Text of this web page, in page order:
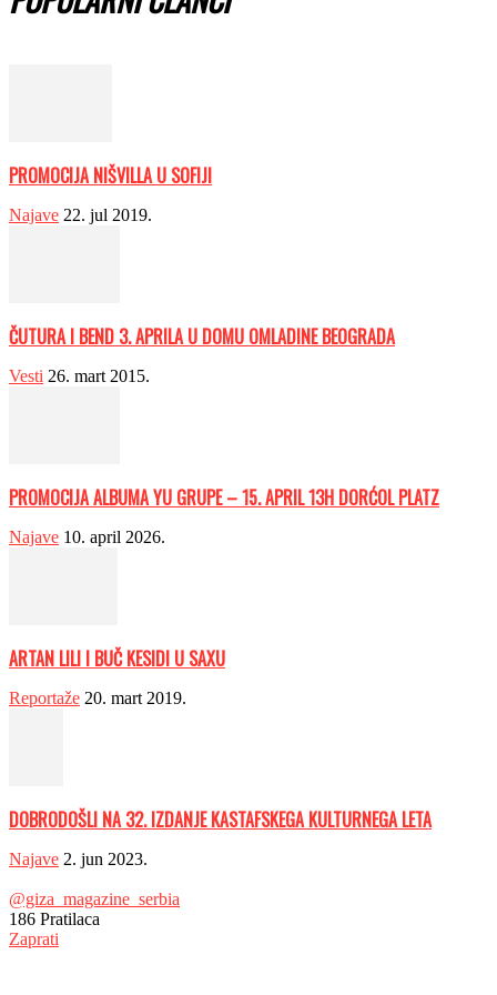
PROMOCIJA NIŠVILLA U SOFIJI
Najave 22. jul 2019.
ČUTURA I BEND 3. APRILA U DOMU OMLADINE BEOGRADA
Vesti 26. mart 2015.
PROMOCIJA ALBUMA YU GRUPE – 15. APRIL 13H DORĆOL PLATZ
Najave 10. april 2026.
ARTAN LILI I BUČ KESIDI U SAXU
Reportaže 20. mart 2019.
DOBRODOŠLI NA 32. IZDANJE KASTAFSKEGA KULTURNEGA LETA
Najave 2. jun 2023.
@giza_magazine_serbia
186 Pratilaca
Zaprati